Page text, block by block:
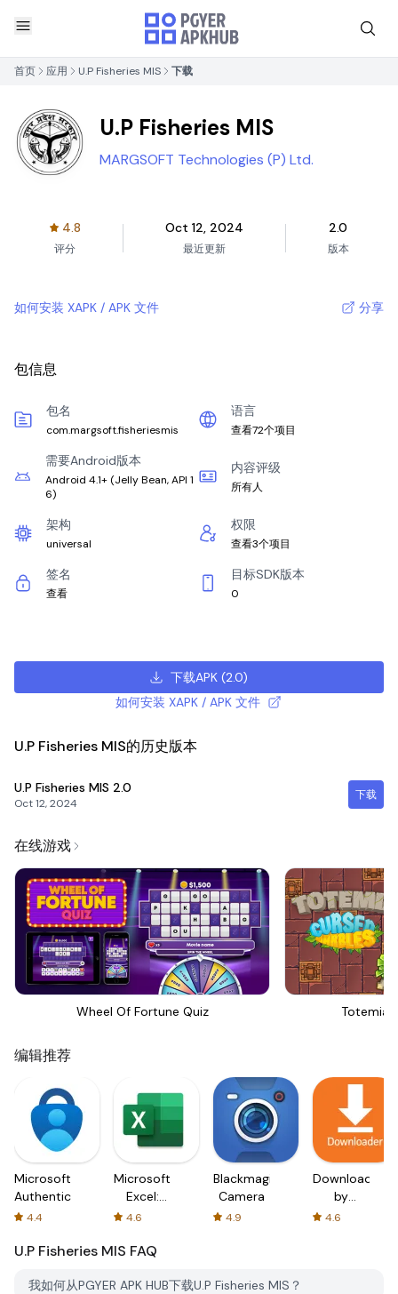
首页 应用 U.P Fisheries MIS 下载
U.P Fisheries MIS
MARGSOFT Technologies (P) Ltd.
4.8
评分
Oct 12, 2024
最近更新
2.0
版本
如何安装 XAPK / APK 文件 分享
包信息
包名
com.margsoft.fisheriesmis
语言
查看72个项目
需要Android版本
Android 4.1+ (Jelly Bean, API 1
6)
内容评级
所有人
架构
universal
权限
查看3个项目
签名
查看
目标SDK版本
0
下载APK (2.0)
如何安装 XAPK / APK 文件
U.P Fisheries MIS的历史版本
U.P Fisheries MIS 2.0
Oct 12, 2024
下载
在线游戏
Wheel Of Fortune Quiz Totemia
编辑推荐
Microsoft
Authenticator
4.4
Microsoft
Excel:
Spreadsheets
4.6
Blackmagic
Camera
4.9
Downloader
by
AFTVnews
4.6
U.P Fisheries MIS FAQ
我如何从PGYER APK HUB下载U.P Fisheries MIS？